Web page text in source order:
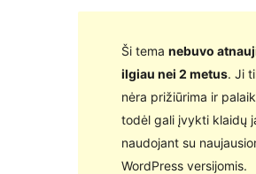
Ši tema nebuvo
ilgiau nei 2 metus. Ji
nėra prižiūrima ir
todėl gali įvykti klaidų
naudojant su
WordPress versijomis.